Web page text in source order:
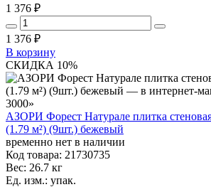
1 376 ₽
1 376 ₽
В корзину
СКИДКА 10%
АЗОРИ Форест Натурале плитка
(1.79 м²) (9шт.) бежевый
временно нет в наличии
Код товара: 21730735
Вес: 26.7 кг
Ед. изм.: упак.